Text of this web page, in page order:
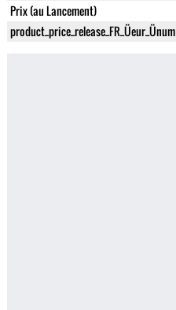
Prix (au Lancement)
product_price_release_FR_Üeur_Ünum